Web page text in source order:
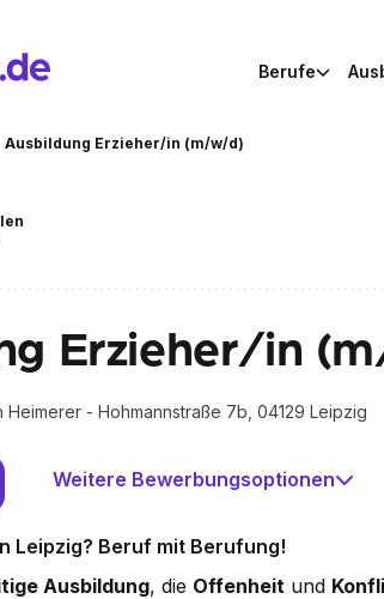
Berufe
Ausbildung Erzieher/in (m/w/d)
Erzieher/in
- Hohmannstraße 7b, 04129 Leipzig
Weitere Bewerbungsoptionen
Leipzig? Beruf mit Berufung!
Ausbildung, die Offenheit und